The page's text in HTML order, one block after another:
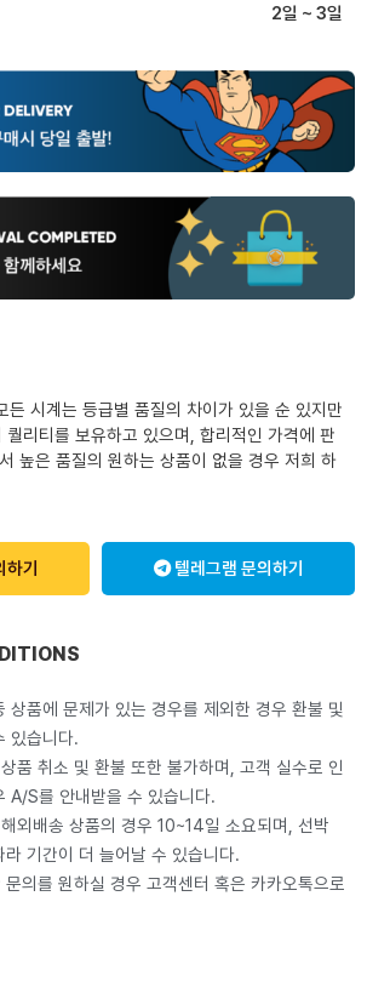
2일 ~ 3일
든 시계는 등급별 품질의 차이가 있을 순 있지만
퀄리티를 보유하고 있으며, 합리적인 가격에 판
높은 품질의 원하는 상품이 없을 경우 저희 하
기 텔레그램 문의하기
상품에 문제가 있는 경우를 제외한 경우 환불 및
있습니다.
품 취소 및 환불 또한 불가하며, 고객 실수로 인
A/S를 안내받을 수 있습니다.
외배송 상품의 경우 10~14일 소요되며, 선박
기간이 더 늘어날 수 있습니다.
의를 원하실 경우 고객센터 혹은 카카오톡으로